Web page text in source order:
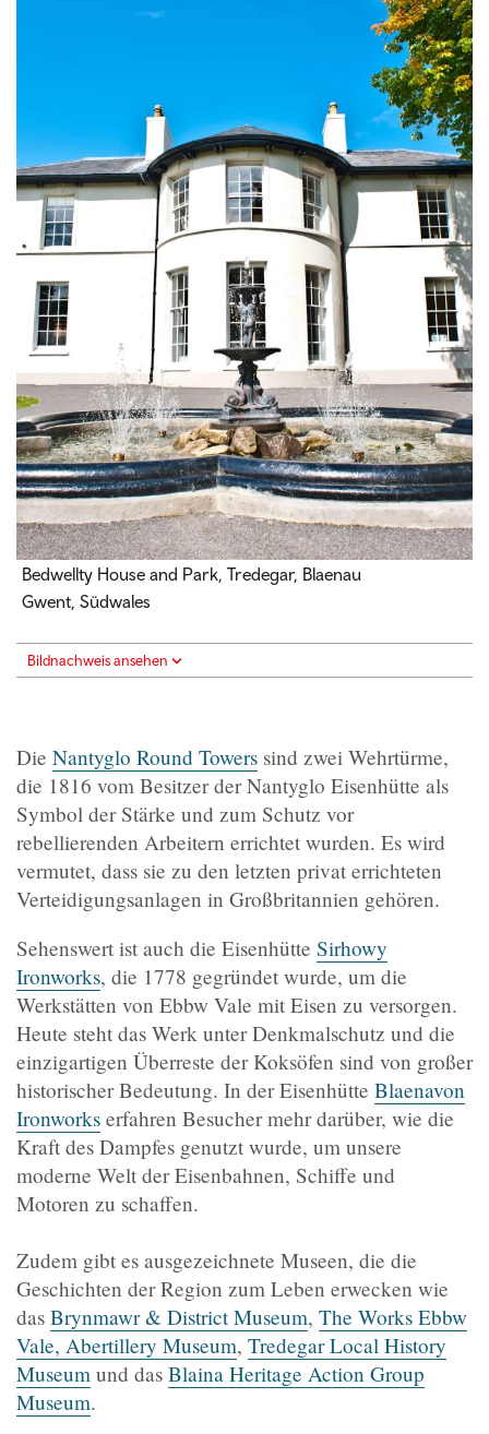
Bedwellty House and Park, Tredegar, Blaenau
Gwent, Südwales
Bildnachweis ansehen
Die Nantyglo Round Towers sind zwei Wehrtürme,
die 1816 vom Besitzer der Nantyglo Eisenhütte als
Symbol der Stärke und zum Schutz vor
rebellierenden Arbeitern errichtet wurden. Es wird
vermutet, dass sie zu den letzten privat errichteten
Verteidigungsanlagen in Großbritannien gehören.
Sehenswert ist auch die Eisenhütte Sirhowy
Ironworks, die 1778 gegründet wurde, um die
Werkstätten von Ebbw Vale mit Eisen zu versorgen.
Heute steht das Werk unter Denkmalschutz und die
einzigartigen Überreste der Koksöfen sind von großer
historischer Bedeutung. In der Eisenhütte Blaenavon
Ironworks erfahren Besucher mehr darüber, wie die
Kraft des Dampfes genutzt wurde, um unsere
moderne Welt der Eisenbahnen, Schiffe und
Motoren zu schaffen.
Zudem gibt es ausgezeichnete Museen, die die
Geschichten der Region zum Leben erwecken wie
das Brynmawr & District Museum, The Works Ebbw
Vale, Abertillery Museum, Tredegar Local History
Museum und das Blaina Heritage Action Group
Museum.